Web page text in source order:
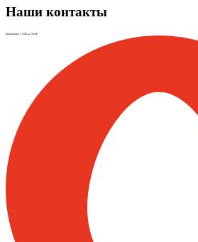
Наши контакты
Ежедневно с 9:00 до 18:00